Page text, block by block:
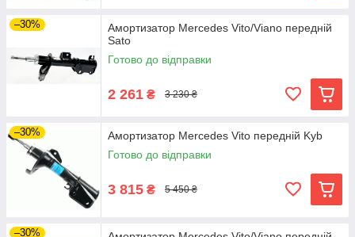
–30%
Амортизатор Mercedes Vito/Viano передній
Sato
Готово до відправки
2 261 ₴ 3 230 ₴
–30%
Амортизатор Mercedes Vito передній Kyb
Готово до відправки
3 815 ₴ 5 450 ₴
–30%